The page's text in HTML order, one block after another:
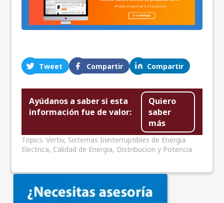
Tweet Compartir Compartir
Ayúdanos a saber si esta
información fue de valor:
Quiero
saber
más
Topics:Vertiv, Sistemas Ininterruptibles de Energia
Electrica, Calidad de Energia, Distribucion y Potencia